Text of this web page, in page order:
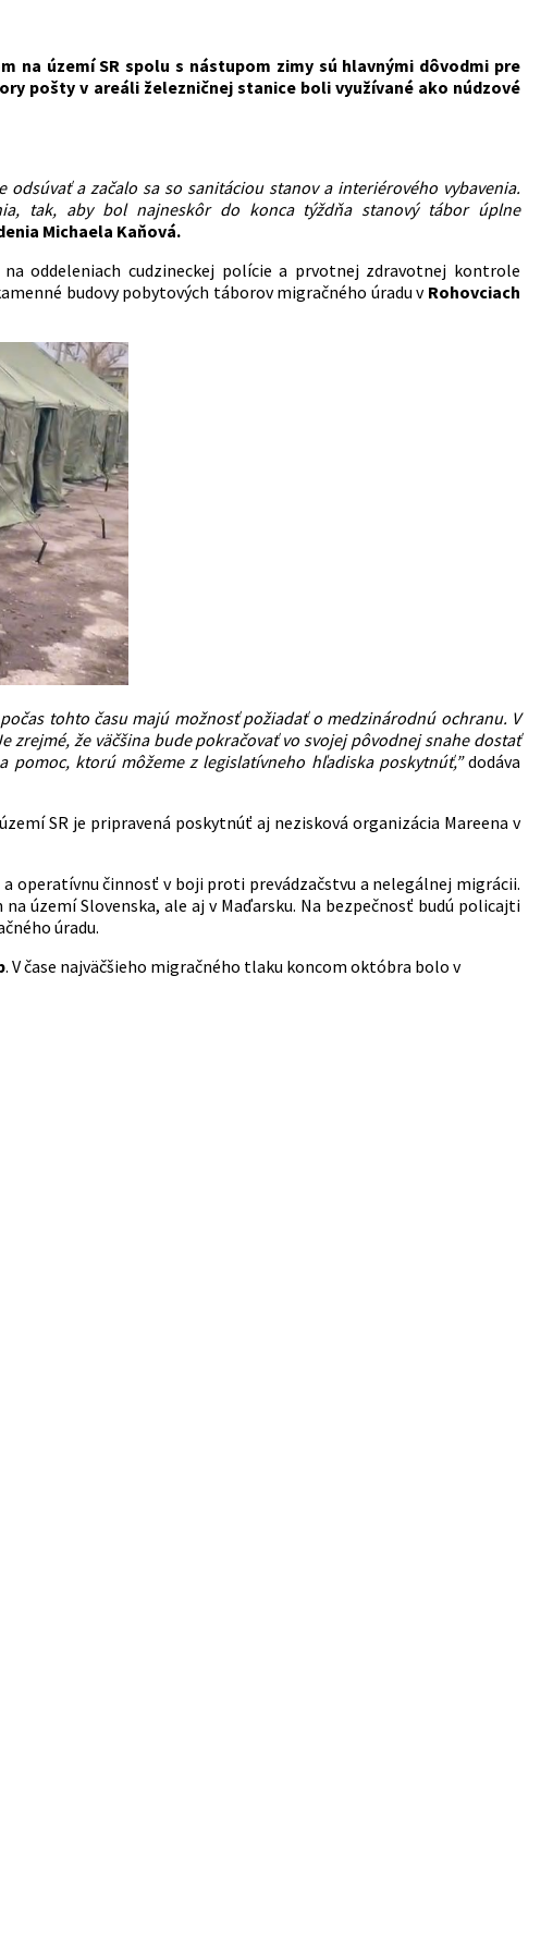
na území SR spolu s nástupom zimy sú hlavnými dôvodmi pre
pošty v areáli železničnej stanice boli využívané ako núdzové
odsúvať a začalo sa so sanitáciou stanov a interiérového vybavenia.
tak, aby bol najneskôr do konca týždňa stanový tábor úplne
Michaela Kaňová.
oddeleniach cudzineckej polície a prvotnej zdravotnej kontrole
budovy pobytových táborov migračného úradu v Rohovciach
tohto času majú možnosť požiadať o medzinárodnú ochranu. V
zrejmé, že väčšina bude pokračovať vo svojej pôvodnej snahe dostať
pomoc, ktorú môžeme z legislatívneho hľadiska poskytnúť,”dodáva
SR je pripravená poskytnúť aj nezisková organizácia Mareena v
operatívnu činnosť v boji proti prevádzačstvu a nelegálnej migrácii.
území Slovenska, ale aj v Maďarsku. Na bezpečnosť budú policajti
úradu.
. V čase najväčšieho migračného tlaku koncom októbra bolo v